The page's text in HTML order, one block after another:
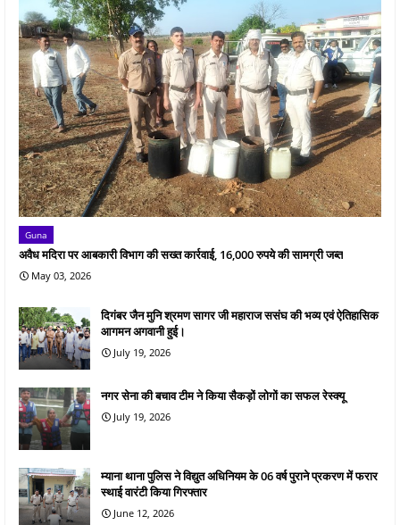
Guna
अवैध मदिरा पर आबकारी विभाग की सख्त कार्रवाई, 16,000 रुपये की सामग्री जब्त
May 03, 2026
दिगंबर जैन मुनि श्रमण सागर जी महाराज ससंघ की भव्य एवं ऐतिहासिक
आगमन अगवानी हुई।
July 19, 2026
नगर सेना की बचाव टीम ने किया सैकड़ों लोगों का सफल रेस्क्यू
July 19, 2026
म्याना थाना पुलिस ने विद्युत अधिनियम के 06 वर्ष पुराने प्रकरण में फरार
स्थाई वारंटी किया गिरफ्तार
June 12, 2026